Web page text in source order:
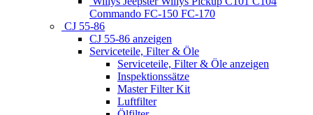
Commando FC-150 FC-170
CJ 55-86
CJ 55-86 anzeigen
Serviceteile, Filter & Öle
Serviceteile, Filter & Öle anzeigen
Inspektionssätze
Master Filter Kit
Luftfilter